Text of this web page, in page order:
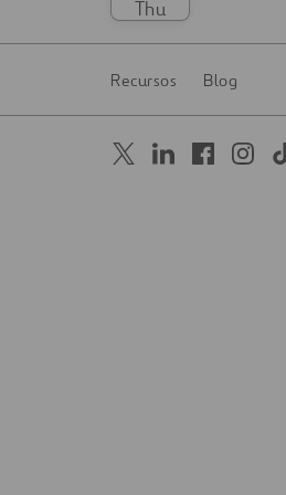
Thu
Recursos Blog